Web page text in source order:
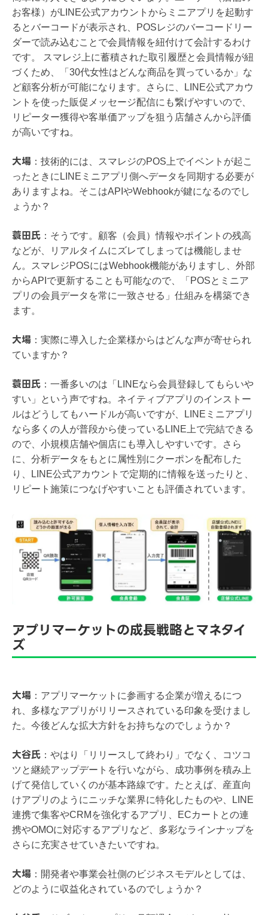
お客様）がLINE公式アカウントからミニアプリを起動す
るとバーコードが表示され、POSレジのバーコードリー
ダーで読み込むことで会員情報を紐付けて会計するわけ
です。 スマレジ上に蓄積された取引履歴と会員情報が紐
づくため、「30代女性はどんな商品を買っているか」な
ど顧客分析が可能になります。さらに、LINE公式アカウ
ントを使った販促メッセージ配信にも繋げやすいので、
リピーター獲得や客単価アップを狙う店舗さんから評価
が高いですね。
大場 ： 技術的には、スマレジのPOS上でイベントが起こ
ったときにLINEミニアプリ側へデータを同期する必要が
ありますよね。そこはAPIやWebhookが鍵になるのでし
ょうか？
蓑田氏 ： そうです。顧客（会員）情報やポイントの残高
などが、リアルタイムにズレてしまっては機能しませ
ん。スマレジPOSにはWebhook機能がありますし、外部
からAPIで更新することも可能なので、「POSとミニア
プリの会員データを常に一致させる」仕組みを構築でき
ます。
大場 ： 実際に導入した企業様からはどんな声が寄せられ
ていますか？
蓑田氏 ： 一番多いのは「LINEなら会員登録してもらいや
すい」という声ですね。ネイティブアプリのインストー
ルはどうしてもハードルが高いですが、LINEミニアプリ
なら多くの人が普段から使っているLINE上で完結できる
ので、小規模店舗や個店にも導入しやすいです。さら
に、分析データをもとに属性別にクーポンを配布した
り、LINE公式アカウントで定期的に情報を送ったりと、
リピート施策につなげやすいことも評価されています。
アプリマーケットの成長戦略とマネタイ
ズ
大場 ： アプリマーケットに参画する企業が増えるにつ
れ、多様なアプリがリリースされている印象を受けまし
た。今後どんな拡大方針をお持ちなのでしょうか？
大谷氏 ： やはり「リリースして終わり」でなく、コツコ
ツと継続アップデートを行いながら、成功事例を積み上
げて発信していくのが基本路線です。たとえば、産直向
けアプリのようにニッチな業界に特化したものや、LINE
連携で集客やCRMを強化するアプリ、ECカートとの連
携やOMOに対応するアプリなど、多彩なラインナップを
さらに充実させていきたいですね。
大場 ： 開発者や事業会社側のビジネスモデルとしては、
どのように収益化されているのでしょうか？